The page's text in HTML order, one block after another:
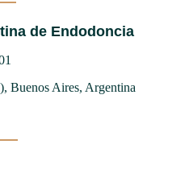
de Endodoncia
Buenos Aires, Argentina